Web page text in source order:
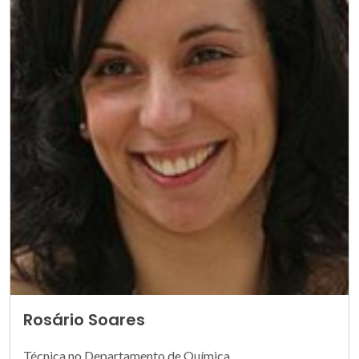
Rosário Soares
Técnica no Departamento de Química